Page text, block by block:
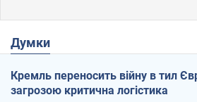
Думки
Кремль переносить війну в тил
загрозою критична логістика